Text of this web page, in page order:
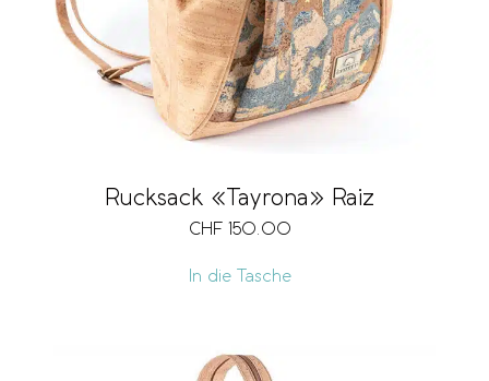
Rucksack «Tayrona» Raiz
CHF 150.00
In die Tasche